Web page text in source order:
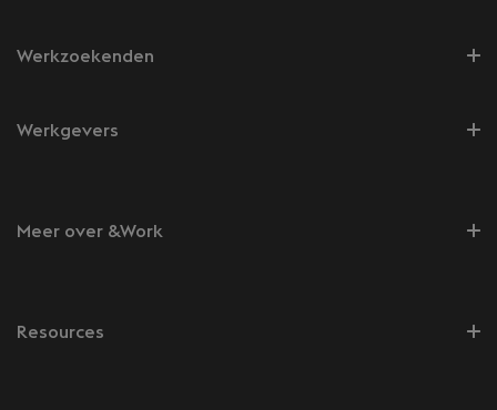
Werkzoekenden
Werkgevers
Meer over &Work
Resources